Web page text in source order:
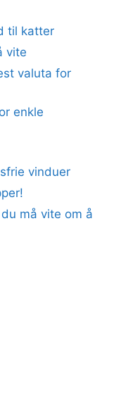
til katter
vite
valuta for
enkle
vinduer
må vite om å